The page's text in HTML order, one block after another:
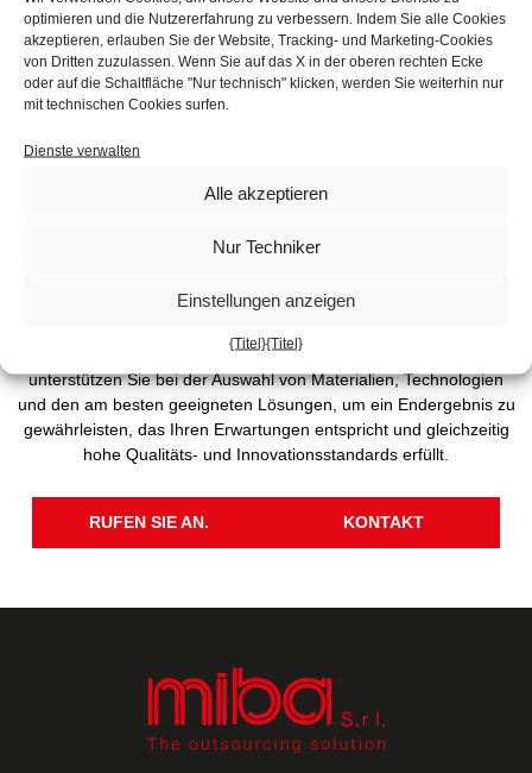
optimieren und die Nutzererfahrung zu verbessern. Indem Sie alle Cookies
akzeptieren, erlauben Sie der Website, Tracking- und Marketing-Cookies
von Dritten zuzulassen. Wenn Sie auf das X in der oberen rechten Ecke
oder auf die Schaltfläche "Nur technisch" klicken, werden Sie weiterhin nur
mit technischen Cookies surfen.
Dienste verwalten
Alle akzeptieren
Nur Techniker
Einstellungen anzeigen
{Titel}{Titel}
DIE ERKENNTNISSE
VERANSTALTUNGEN
DANKSAGUNG
Was ist
Lösungen für jeden Bedarf. Dank unseres Know-hows und unserer
genauen Vorgaben durch. Wir begleiten Sie bei jedem Schritt und
unterstützen Sie bei der Auswahl von Materialien, Technologien
und den am besten geeigneten Lösungen, um ein Endergebnis zu
gewährleisten, das Ihren Erwartungen entspricht und gleichzeitig
hohe Qualitäts- und Innovationsstandards erfüllt.
RUFEN SIE AN. KONTAKT